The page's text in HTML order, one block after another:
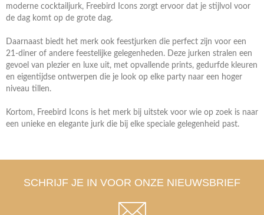
moderne cocktailjurk, Freebird Icons zorgt ervoor dat je stijlvol voor
de dag komt op de grote dag.
Daarnaast biedt het merk ook feestjurken die perfect zijn voor een
21-diner of andere feestelijke gelegenheden. Deze jurken stralen een
gevoel van plezier en luxe uit, met opvallende prints, gedurfde kleuren
en eigentijdse ontwerpen die je look op elke party naar een hoger
niveau tillen.
Kortom, Freebird Icons is het merk bij uitstek voor wie op zoek is naar
een unieke en elegante jurk die bij elke speciale gelegenheid past.
SCHRIJF JE IN VOOR ONZE NIEUWSBRIEF